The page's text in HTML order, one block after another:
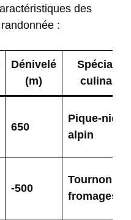
des
:
Dénivelé
(m)
Spécialité
culinaire
650
Pique-nique
alpin
-500
Tournons et
fromages